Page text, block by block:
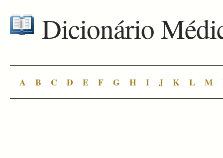
Dicionário
A B C D E F G H I J K L M